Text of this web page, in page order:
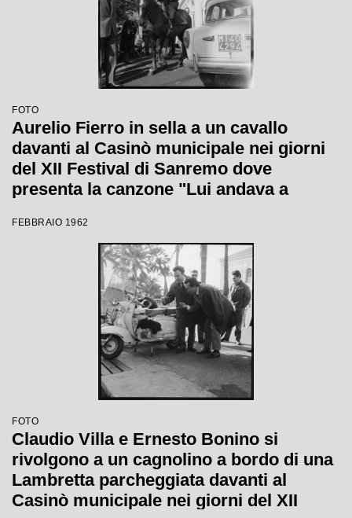
FOTO
Aurelio Fierro in sella a un cavallo
davanti al Casinò municipale nei giorni
del XII Festival di Sanremo dove
presenta la canzone "Lui andava a
FEBBRAIO 1962
FOTO
Claudio Villa e Ernesto Bonino si
rivolgono a un cagnolino a bordo di una
Lambretta parcheggiata davanti al
Casinò municipale nei giorni del XII